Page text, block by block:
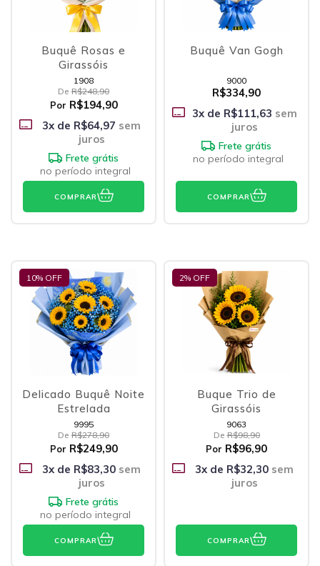
Buquê Rosas e
Girassóis
1908
De R$248,90
Por R$194,90
3x de R$64,97 sem
juros
Frete grátis
no período integral
COMPRAR
Buquê Van Gogh
9000
R$334,90
3x de R$111,63 sem
juros
Frete grátis
no período integral
COMPRAR
10% OFF
Delicado Buquê Noite
Estrelada
9995
De R$278,90
Por R$249,90
3x de R$83,30 sem
juros
Frete grátis
no período integral
COMPRAR
2% OFF
Buque Trio de
Girassóis
9063
De R$98,90
Por R$96,90
3x de R$32,30 sem
juros
COMPRAR